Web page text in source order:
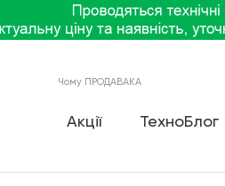
Чому ПРОДАВАКА
Акції ТехноБлог